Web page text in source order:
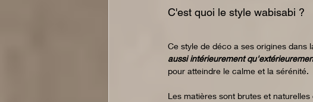
C'est quoi le style wabisabi ?
Ce style de déco a ses origines dans
aussi intérieurement
pour atteindre le calme et la sérénité.
Les matières sont brutes et